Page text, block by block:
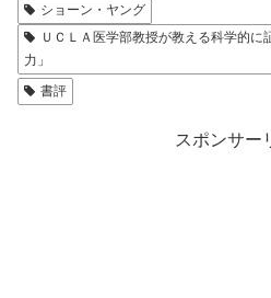
ショーン・ヤング
ＵＣＬＡ医学部教授が教える科学的に
力」
書評
スポンサー